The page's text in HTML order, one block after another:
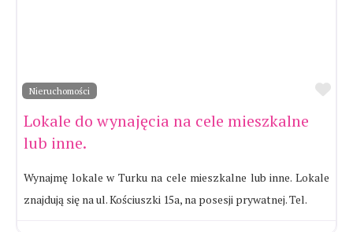
Nieruchomości
Lokale do wynajęcia na cele mieszkalne
lub inne.
Wynajmę lokale w Turku na cele mieszkalne lub inne. Lokale
znajdują się na ul. Kościuszki 15a, na posesji prywatnej. Tel.